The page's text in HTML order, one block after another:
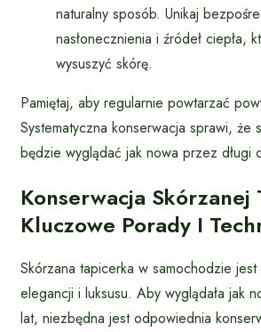
naturalny sposób. Unikaj
nasłonecznienia i źródeł ciepła,
wysuszyć skórę.
Pamiętaj, aby regularnie powtarzać
Systematyczna konserwacja sprawi, że
będzie wyglądać jak nowa przez długi
Konserwacja Skórzanej
Kluczowe Porady I
Skórzana tapicerka w samochodzie jest
elegancji i luksusu. Aby wyglądała jak
lat, niezbędna jest odpowiednia